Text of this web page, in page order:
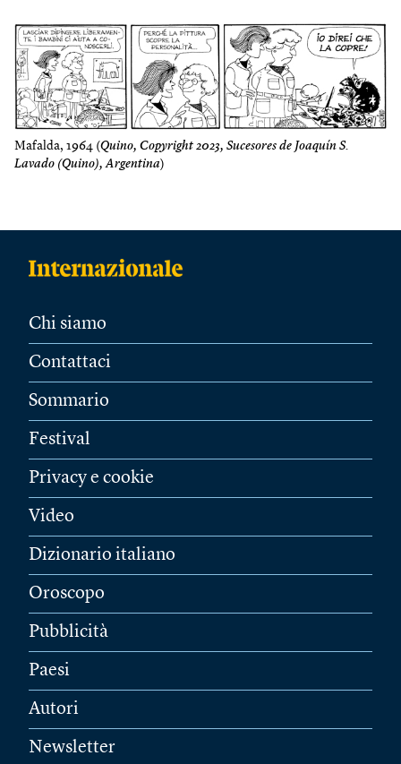
Mafalda, 1964 (Quino, Copyright 2023, Sucesores de Joaquín S.
Lavado (Quino), Argentina)
Chi siamo
Contattaci
Sommario
Festival
Privacy e cookie
Video
Dizionario italiano
Oroscopo
Pubblicità
Paesi
Autori
Newsletter